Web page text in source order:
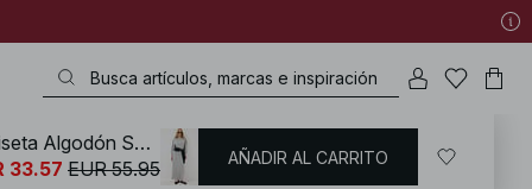
/ Vestidos / Vestidos de noche / Sweatshirt Dresses
Maxi Vestido Camiseta Algodón Suave
33.57 EUR 55.95 AÑADIR AL CARRITO